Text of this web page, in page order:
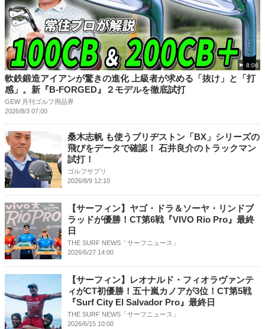
8:06
軟鉄鍛造アイアンが驚きの進化 上級者が求める「抜け」と「打
感」。新『B-FORGED』２モデルを徹底試打
GEW 月刊ゴルフ用品界
2026/8/3 07:00
桑木志帆 も使うブリヂストン「BX」シリーズの
飛びをデータで確認！ 石井良介のトラックマン
試打！
ゴルフサプリ
2026/8/9 12:10
【サーフィン】ヤゴ・ドラ＆ソーヤ・リンドブ
ラッドが優勝！CT第6戦『VIVO Rio Pro』最終
日
THE SURF NEWS「サーフニュース」
2026/6/27 14:00
【サーフィン】レオナルド・フィオラヴァンテ
ィがCT初優勝！五十嵐カノアが3位！CT第5戦
『Surf City El Salvador Pro』最終日
THE SURF NEWS「サーフニュース」
2026/6/15 10:00